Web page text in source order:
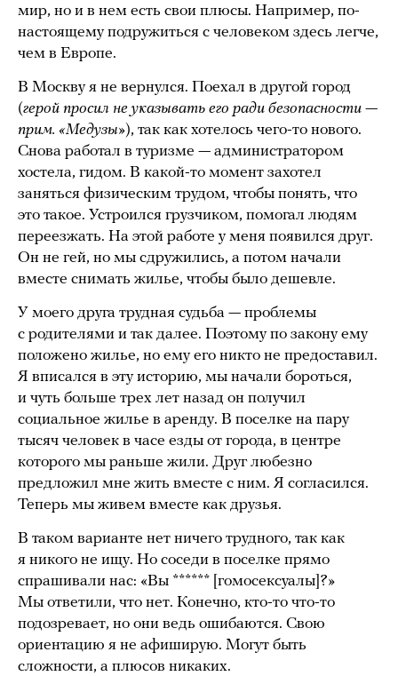
мир, но и в нем есть свои плюсы. Например, по-
настоящему подружиться с человеком здесь легче,
чем в Европе.
В Москву я не вернулся. Поехал в другой город
(герой просил не указывать его ради безопасности —
прим. «Медузы»), так как хотелось чего-то нового.
Снова работал в туризме — администратором
хостела, гидом. В какой-то момент захотел
заняться физическим трудом, чтобы понять, что
это такое. Устроился грузчиком, помогал людям
переезжать. На этой работе у меня появился друг.
Он не гей, но мы сдружились, а потом начали
вместе снимать жилье, чтобы было дешевле.
У моего друга трудная судьба — проблемы
с родителями и так далее. Поэтому по закону ему
положено жилье, но ему его никто не предоставил.
Я вписался в эту историю, мы начали бороться,
и чуть больше трех лет назад он получил
социальное жилье в аренду. В поселке на пару
тысяч человек в часе езды от города, в центре
которого мы раньше жили. Друг любезно
предложил мне жить вместе с ним. Я согласился.
Теперь мы живем вместе как друзья.
В таком варианте нет ничего трудного, так как
я никого не ищу. Но соседи в поселке прямо
спрашивали нас: «Вы ****** [гомосексуалы]?»
Мы ответили, что нет. Конечно, кто-то что-то
подозревает, но они ведь ошибаются. Свою
ориентацию я не афиширую. Могут быть
сложности, а плюсов никаких.